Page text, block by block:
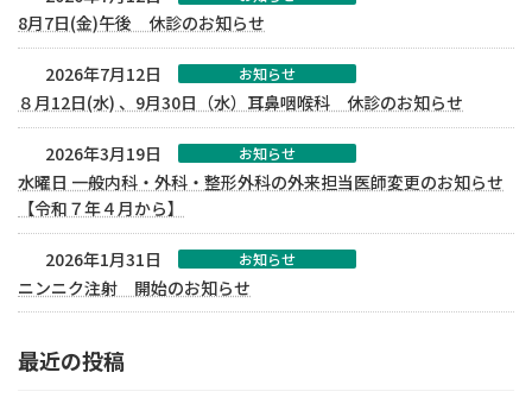
8月7日(金)午後 休診のお知らせ
2026年7月12日 お知らせ
８月12日(水) 、9月30日（水）耳鼻咽喉科 休診のお知らせ
2026年3月19日 お知らせ
水曜日 一般内科・外科・整形外科の外来担当医師変更のお知らせ
【令和７年４月から】
2026年1月31日 お知らせ
ニンニク注射 開始のお知らせ
最近の投稿